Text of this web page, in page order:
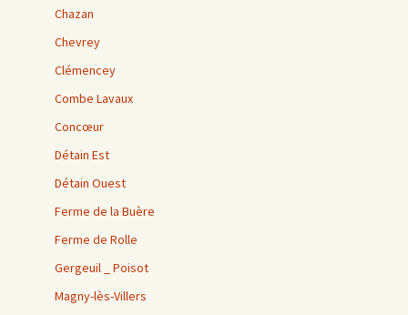
Chazan
Chevrey
Clémencey
Combe Lavaux
Concœur
Détain Est
Détain Ouest
Ferme de la Buère
Ferme de Rolle
Gergeuil _ Poisot
Magny-lès-Villers